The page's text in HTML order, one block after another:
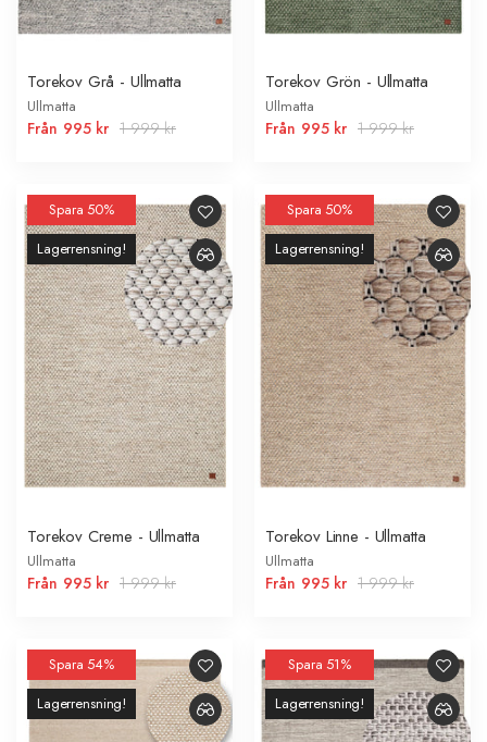
Torekov Grå - Ullmatta
Ullmatta
Från 995 kr 1 999 kr
Torekov Grön - Ullmatta
Ullmatta
Från 995 kr 1 999 kr
Spara 50%
Lagerrensning!
Torekov Creme - Ullmatta
Ullmatta
Från 995 kr 1 999 kr
Spara 50%
Lagerrensning!
Torekov Linne - Ullmatta
Ullmatta
Från 995 kr 1 999 kr
Spara 54%
Lagerrensning!
Spara 51%
Lagerrensning!